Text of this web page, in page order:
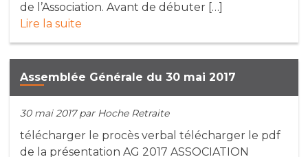
de l’Association. Avant de débuter […]
Lire la suite
Assemblée Générale du 30 mai 2017
30 mai 2017par Hoche Retraite
télécharger le procès verbal télécharger le pdf
de la présentation AG 2017 ASSOCIATION